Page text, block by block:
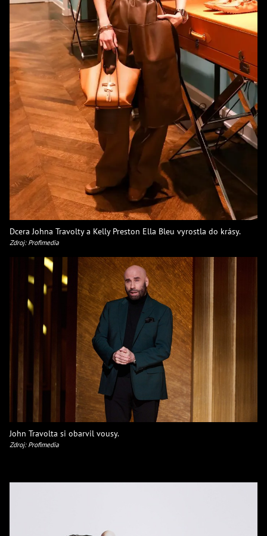
Dcera Johna Travolty a Kelly Preston Ella Bleu vyrostla do krásy.
Zdroj: Profimedia
John Travolta si obarvil vousy.
Zdroj: Profimedia